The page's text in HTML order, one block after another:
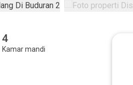
4
Kamar mandi